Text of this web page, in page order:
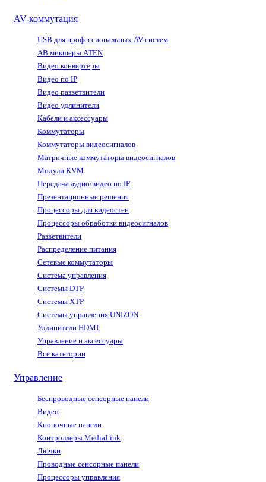
AV-коммутация
USB для профессиональных AV-систем
АВ микшеры ATEN
Видео конвертеры
Видео по IP
Видео разветвители
Видео удлинители
Кабели и аксессуары
Коммутаторы
Коммутаторы видеосигналов
Матричные коммутаторы видеосигналов
Модули KVM
Передача аудио/видео по IP
Презентационные решения
Процессоры для видеостен
Процессоры обработки видеосигналов
Разветвители
Распределение питания
Сетевые коммутаторы
Система управления
Системы DTP
Системы XTP
Системы управления UNIZON
Удлинители HDMI
Управление и аксессуары
Все категории
Управление
Беспроводные сенсорные панели
Видео
Кнопочные панели
Контроллеры MediaLink
Лючки
Проводные сенсорные панели
Процессоры управления